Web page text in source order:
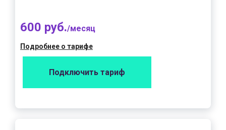
600 руб./месяц
Подробнее о тарифе
Подключить тариф